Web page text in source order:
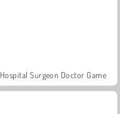
Hospital Surgeon Doctor Game